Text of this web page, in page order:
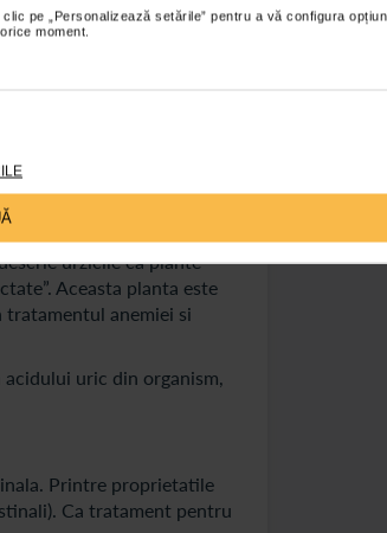
pe „Personalizează setările” pentru a vă configura
moment.
au o potenta comparabila
urzicile ca plante
Aceasta planta este
anemiei si
uric din organism,
Printre proprietatile
Ca tratament pentru